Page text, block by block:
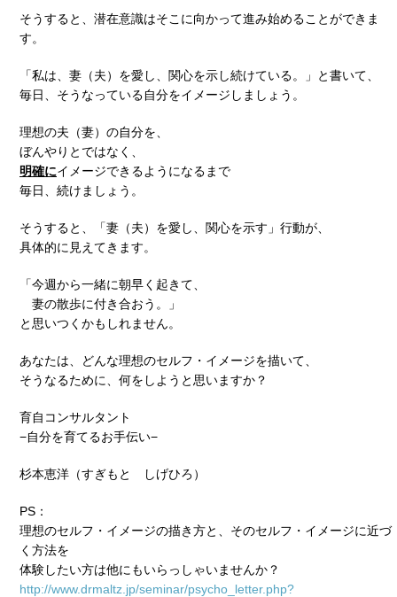
そうすると、潜在意識はそこに向かって進み始めることができま
す。
「私は、妻（夫）を愛し、関心を示し続けている。」と書いて、
毎日、そうなっている自分をイメージしましょう。
理想の夫（妻）の自分を、
ぼんやりとではなく、
明確にイメージできるようになるまで
毎日、続けましょう。
そうすると、「妻（夫）を愛し、関心を示す」行動が、
具体的に見えてきます。
「今週から一緒に朝早く起きて、
妻の散歩に付き合おう。」
と思いつくかもしれません。
あなたは、どんな理想のセルフ・イメージを描いて、
そうなるために、何をしようと思いますか？
育自コンサルタント
−自分を育てるお手伝い−
杉本恵洋（すぎもと しげひろ）
PS：
理想のセルフ・イメージの描き方と、そのセルフ・イメージに近づ
く方法を
体験したい方は他にもいらっしゃいませんか？
http://www.drmaltz.jp/seminar/psycho_letter.php?